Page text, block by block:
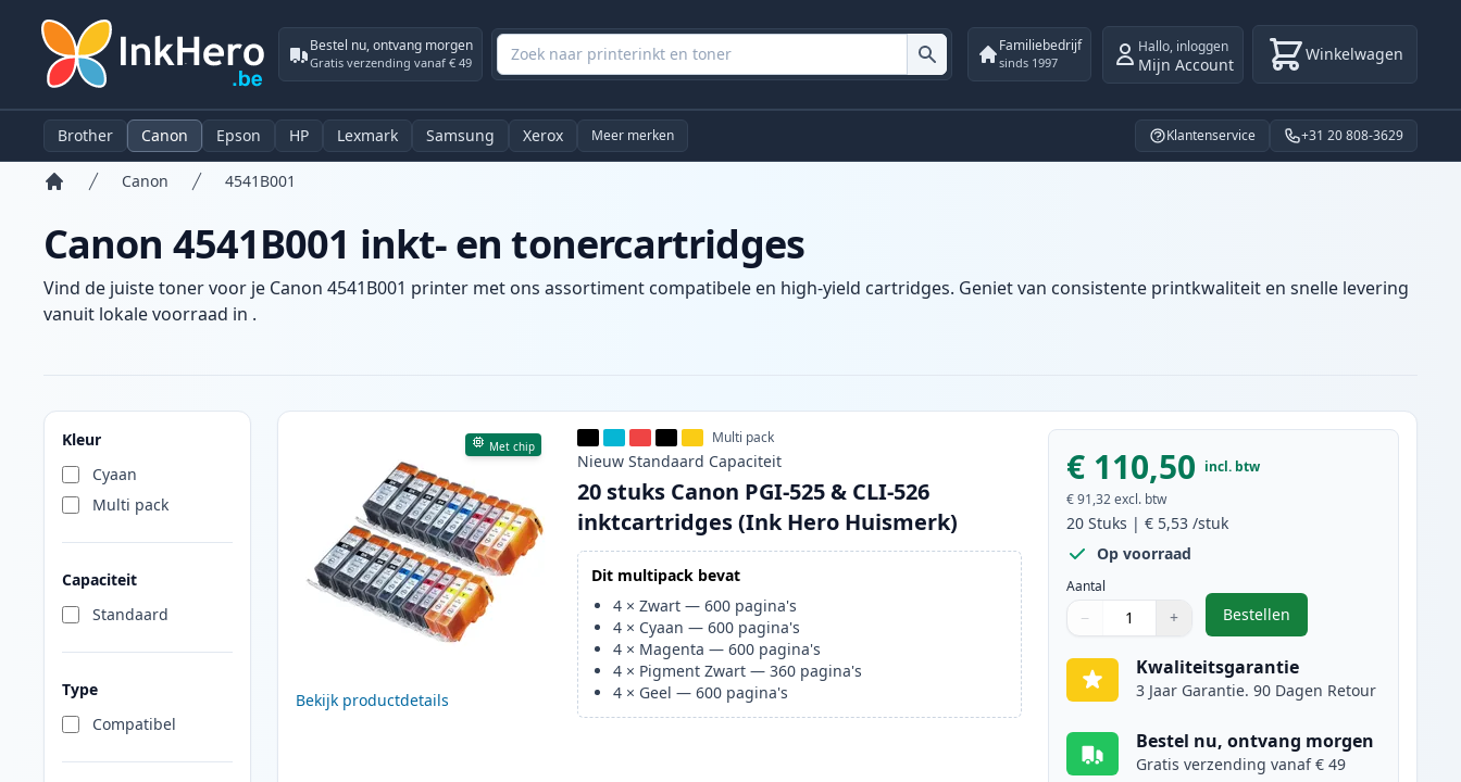
Bestel nu, ontvang morgen
Gratis verzending vanaf € 49
Familiebedrijf
sinds 1997
Hallo, inloggen
Mijn Account Winkelwagen
Brother Canon Epson HP Lexmark Samsung Xerox Meer merken Klantenservice +31 20 808-3629
Canon 4541B001
Canon 4541B001 inkt- en tonercartridges
Vind de juiste toner voor je Canon 4541B001 printer met ons assortiment compatibele en high-yield cartridges. Geniet van consistente printkwaliteit en snelle levering
vanuit lokale voorraad in .
Kleur
Cyaan
Multi pack
Capaciteit
Standaard
Type
Compatibel
Producten
Met chip
Bekijk productdetails
Multi pack
Nieuw Standaard Capaciteit
20 stuks Canon PGI-525 & CLI-526
inktcartridges (Ink Hero Huismerk)
Dit multipack bevat
4 ×Zwart —600 pagina's
4 × Cyaan —600 pagina's
4 × Magenta —600 pagina's
4 × Pigment Zwart —360 pagina's
4 × Geel —600 pagina's
€ 110,50 incl. btw
€ 91,32 excl. btw
20 Stuks |€ 5,53 /stuk
Op voorraad
Aantal
Aantal
Gebruik de knoppen om aan te passen
− +
Aantal 1
Bestellen
,20 stuks Canon PGI-525
Kwaliteitsgarantie
3 Jaar Garantie. 90 Dagen Retour
Bestel nu, ontvang morgen
Gratis verzending vanaf € 49